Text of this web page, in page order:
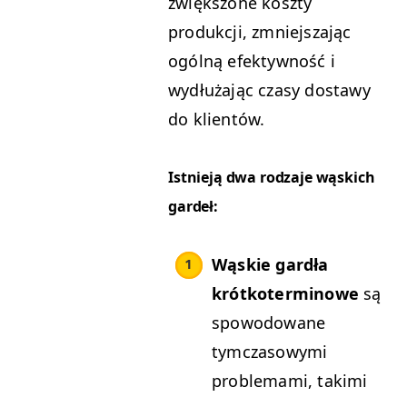
produkcji, zmniejszając
ogólną efektywność i
wydłużając czasy dostawy
do klientów.
Istnieją dwa rodzaje wąskich
gardeł:
Wąskie gardła
krótkoterminowe są
spowodowane
tymczasowymi
problemami, takimi